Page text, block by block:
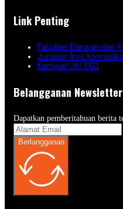
Link Penting
Fakultas Dakwah dan
Jurusan Ilmu
Kampus UIN SGD
Belangganan Newsletter
Dapatkan pemberitahuan berita
Berlangganan